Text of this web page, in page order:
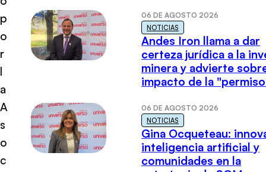
p
o
r
l
a
A
s
o
c
06 DE AGOSTO 2026
NOTICIAS
Andes Iron llama a dar
certeza jurídica a la
minera y advierte
impacto de la
06 DE AGOSTO 2026
NOTICIAS
Gina Ocqueteau:
inteligencia artificial y
comunidades en la